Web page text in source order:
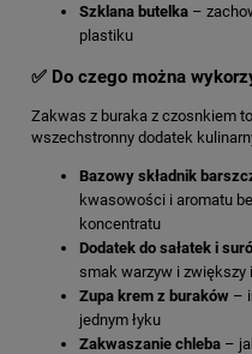
Szklana butelka –
plastiku
✅ Do czego można
Zakwas z buraka z czosnkiem
wszechstronny dodatek
Bazowy składnik
kwasowości i aromatu
koncentratu
Dodatek do sałatek i
smak warzyw i zwiększy
Zupa krem z buraków –
jednym łyku
Zakwaszanie chleba –